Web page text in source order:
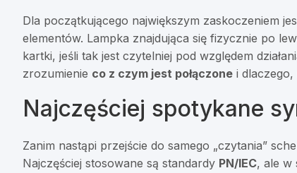
Dla początkującego największym zaskoczeniem
elementów. Lampka znajdująca się fizycznie po
kartki, jeśli tak jest czytelniej pod względem
zrozumienie co z czym jest połączone i dlaczego,
Najczęściej spotykane
Zanim nastąpi przejście do samego „czytania”
Najczęściej stosowane są standardy PN/IEC, ale w